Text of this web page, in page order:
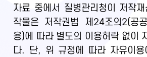
자료 중에서 질병관리청이 저작
작물은 저작권법 제24조의2(공
용)에 따라 별도의 이용허락 없이
다. 단, 위 규정에 따라 자유이용